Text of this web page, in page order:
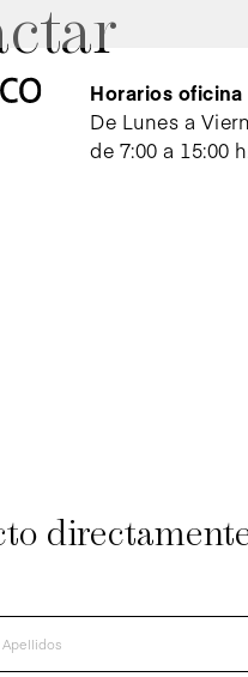
Horarios
De Lunes a
de 7:00 a 15:00